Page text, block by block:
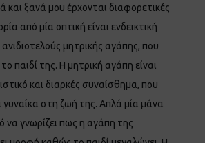
και ξανά μου έρχονται διαφορετικές
από μία οπτική είναι ενδεικτική
μητρικής αγάπης, που
παιδί της. H μητρική αγάπη είναι
και διαρκές συναίσθημα, που
γυναίκα στη ζωή της. Απλά μία μάνα
να γνωρίζει πως η αγάπη της